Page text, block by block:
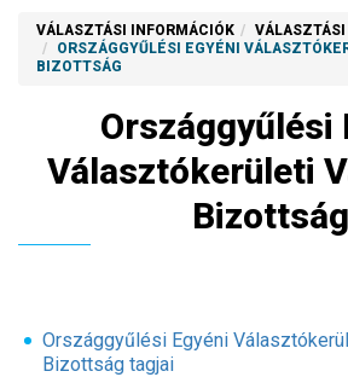
Országgyűlési Egyéni Választókerületi
ülésének várható időpontja és részletes
Országgyűlési Egyéni Választókerületi
határozatai
VÁLASZTÁSI INFORMÁCIÓK
ORSZÁGGYŰLÉSI EGYÉNI
BIZOTTSÁG
Országgyűlési
Választókerületi
Bizottság
Országgyűlési Egyéni
Bizottság tagjai